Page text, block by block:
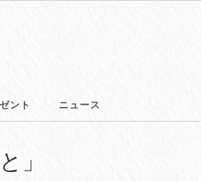
ント ニュース
」